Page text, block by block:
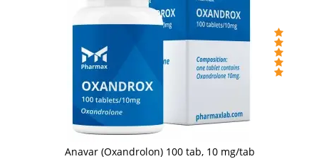
Anavar (Oxandrolon) 100 tab, 10 mg/tab